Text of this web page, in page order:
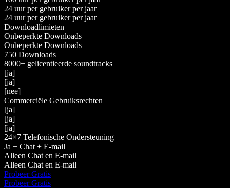
24 uur per gebruiker per jaar
24 uur per gebruiker per jaar
Downloadlimieten
Onbeperkte Downloads
Onbeperkte Downloads
750 Downloads
8000+ gelicentieerde soundtracks
[ja]
[ja]
[nee]
Commerciële Gebruiksrechten
[ja]
[ja]
[ja]
24×7 Telefonische Ondersteuning
Ja + Chat + E-mail
Alleen Chat en E-mail
Alleen Chat en E-mail
Probeer Gratis
Probeer Gratis